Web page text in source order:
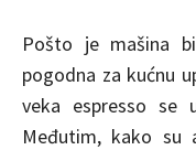
Pošto je mašina
pogodna za kućnu
veka espresso se
Međutim, kako su